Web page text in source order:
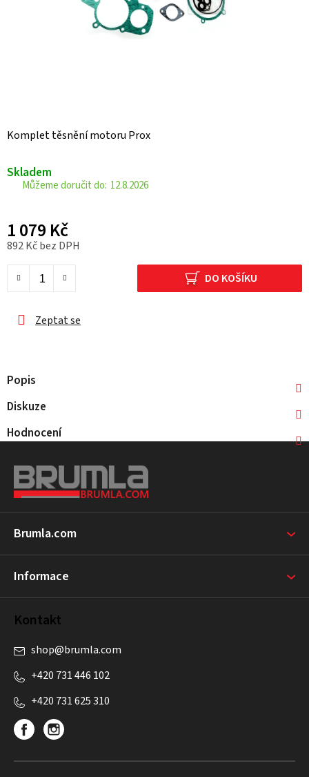
Komplet těsnění motoru Prox
Skladem
12.8.2026
1 079 Kč
892 Kč bez DPH
DO KOŠÍKU
Zeptat se
Popis
Diskuze
Hodnocení
a
í
Brumla.com
Informace
Kontakt
shop@brumla.com
+420 731 446 102
+420 731 625 310